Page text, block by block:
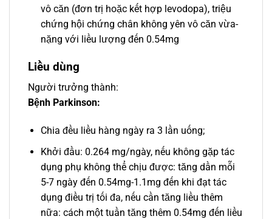
vô căn (đơn trị hoặc kết hợp levodopa), triệu
chứng hội chứng chân không yên vô căn vừa-
nặng với liều lượng đến 0.54mg
Liều dùng
Người trưởng thành:
Bệnh Parkinson:
Chia đều liều hàng ngày ra 3 lần uống;
Khởi đầu: 0.264 mg/ngày, nếu không gặp tác
dụng phụ không thể chịu được: tăng dần mỗi
5-7 ngày đến 0.54mg-1.1mg đến khi đạt tác
dụng điều trị tối đa, nếu cần tăng liều thêm
nữa: cách một tuần tăng thêm 0.54mg đến liều